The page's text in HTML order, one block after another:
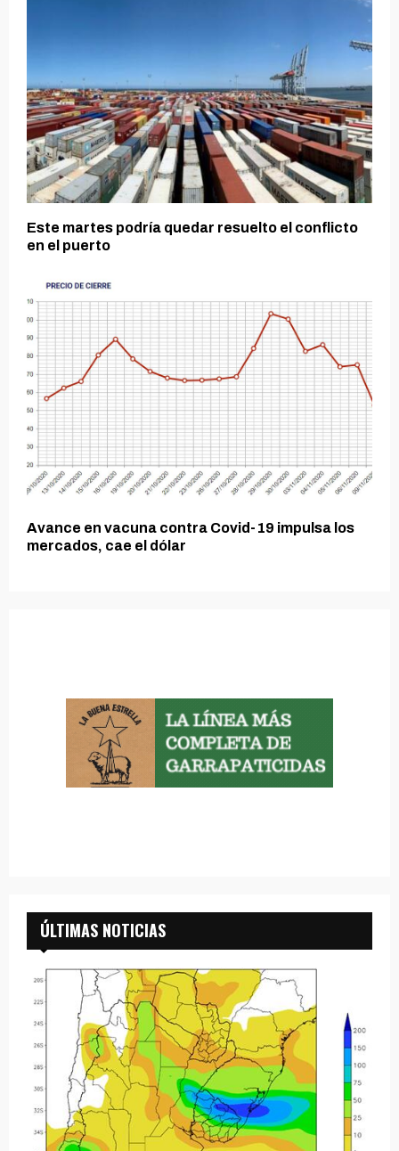
Este martes podría quedar resuelto el conflicto
en el puerto
Avance en vacuna contra Covid-19 impulsa los
mercados, cae el dólar
ÚLTIMAS NOTICIAS